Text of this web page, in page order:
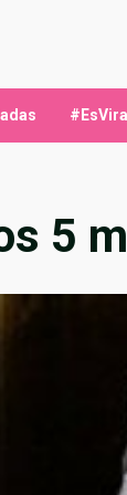
#EsViral
5